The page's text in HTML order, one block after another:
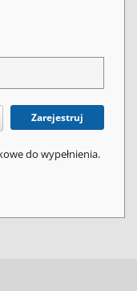
Zarejestruj
do wypełnienia.